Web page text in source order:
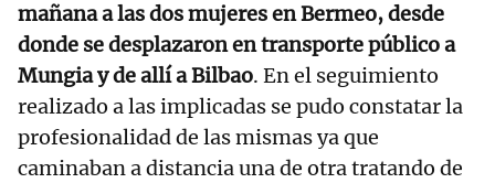
mañana a las dos mujeres en Bermeo, desde
donde se desplazaron en transporte público a
Mungia y de allí a Bilbao. En el seguimiento
realizado a las implicadas se pudo constatar la
profesionalidad de las mismas ya que
caminaban a distancia una de otra tratando de